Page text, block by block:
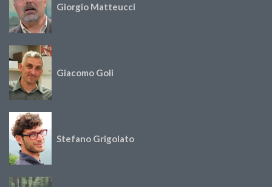
Giorgio Matteucci
Giacomo Goli
Stefano Grigolato